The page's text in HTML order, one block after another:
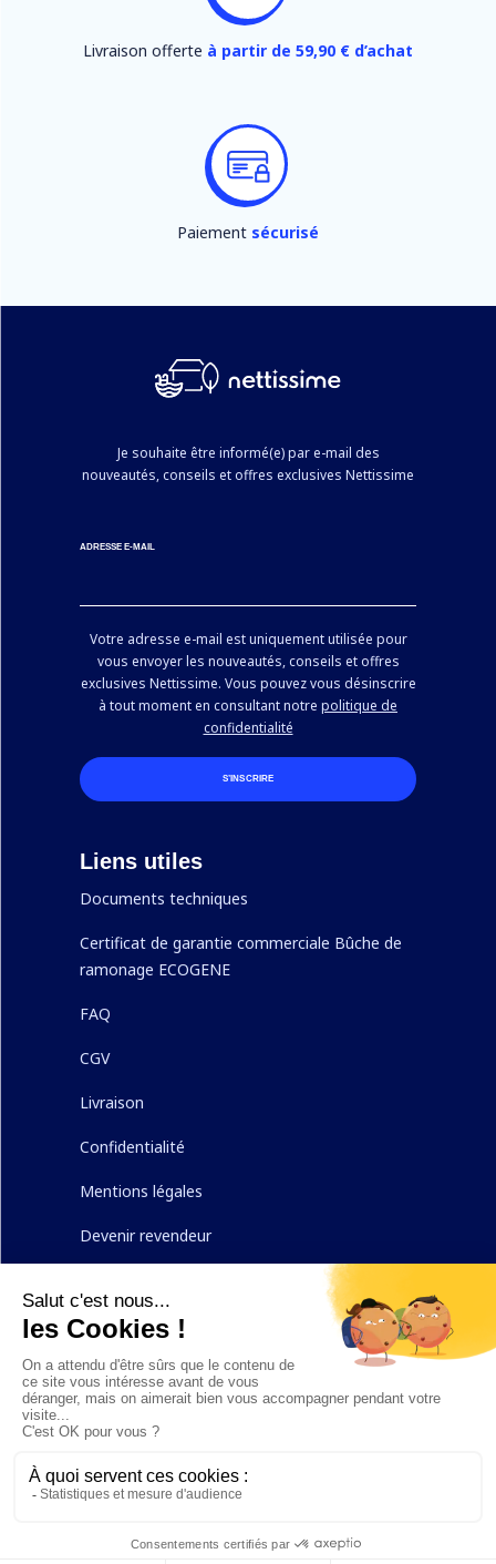
Livraison offerte à partir de 59,90 € d’achat
Paiement sécurisé
Je souhaite être informé(e) par e-mail des
nouveautés, conseils et offres exclusives Nettissime
ADRESSE E-MAIL
Votre adresse e-mail est uniquement utilisée pour
vous envoyer les nouveautés, conseils et offres
exclusives Nettissime. Vous pouvez vous désinscrire
à tout moment en consultant notre politique de
confidentialité
S’INSCRIRE
Liens utiles
Documents techniques
Certificat de garantie commerciale Bûche de
ramonage ECOGENE
FAQ
CGV
Livraison
Confidentialité
Mentions légales
Devenir revendeur
Nous suivre
Nettissime propose des produits fabriqués en
l’extérieur et de la piscine.
COPYRIGHT ©2026AB7 GROUPE. TOUS DROITS RÉSERVÉS.